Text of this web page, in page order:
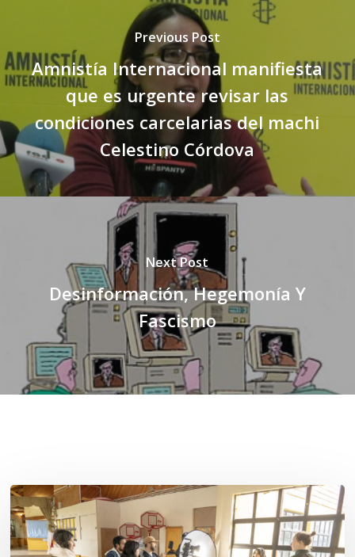
Previous Post
Amnistía Internacional manifiesta
que es urgente revisar las
condiciones carcelarias del machi
Celestino Córdova
Next Post
Desinformación, Hegemonía Y
Fascismo
Toda
el
agua